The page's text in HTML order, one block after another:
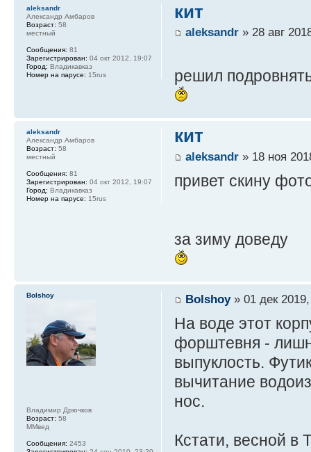
кит
aleksandr» 28 авг
решил
aleksandr
Александр Амбаров
Возраст: 58
местный
Сообщения: 81
Зарегистрирован: 04 окт 2012, 19:07
Город: Владикавказ
Номер на парусе: 15rus
кит
aleksandr» 18 ноя
привет скину
за зиму доведу
aleksandr
Александр Амбаров
Возраст: 58
местный
Сообщения: 81
Зарегистрирован: 04 окт 2012, 19:07
Город: Владикавказ
Номер на парусе: 15rus
Bolshoy» 01 дек
На воде этот
форштевня -
выпуклость.
вычитание
нос.
Кстати, весной в
Bolshoy
Владимир Дрючков
Возраст: 58
ММвед
Сообщения: 2453